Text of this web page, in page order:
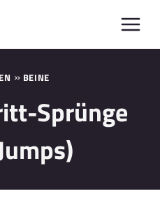
» BEINE
Sprünge